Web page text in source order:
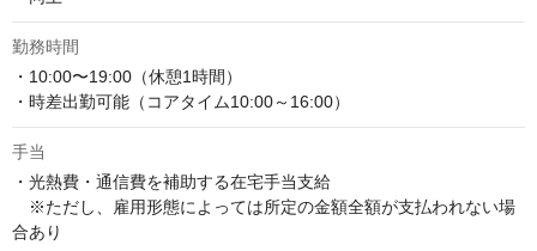
勤務時間
・10:00〜19:00（休憩1時間）
・時差出勤可能（コアタイム10:00～16:00）
手当
・光熱費・通信費を補助する在宅手当支給
※ただし、雇用形態によっては所定の金額全額が支払われない場
合あり